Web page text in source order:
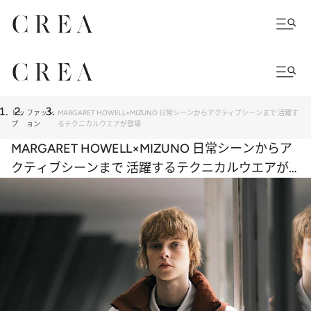
トッ
プ
ファッシ
ョン
MARGARET HOWELL×MIZUNO 日常シーンからアクティブシーンまで 活躍す
るテクニカルウエアが登場
MARGARET HOWELL×MIZUNO 日常シーンからア
クティブシーンまで 活躍するテクニカルウエアが